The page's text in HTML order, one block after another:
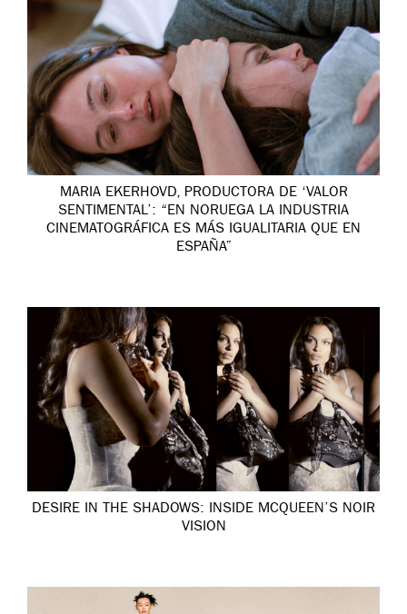
MARIA EKERHOVD, PRODUCTORA DE ‘VALOR
SENTIMENTAL’: “EN NORUEGA LA INDUSTRIA
CINEMATOGRÁFICA ES MÁS IGUALITARIA QUE EN
ESPAÑA”
DESIRE IN THE SHADOWS: INSIDE MCQUEEN’S NOIR
VISION